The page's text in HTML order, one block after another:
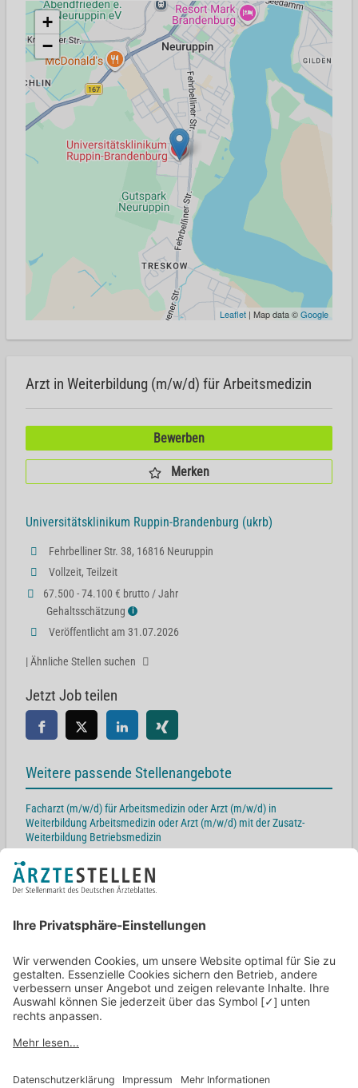
+
−
Leaflet | Map data ©Google
Arzt in Weiterbildung (m/w/d) für Arbeitsmedizin
Bewerben
Merken
Universitätsklinikum Ruppin-Brandenburg (ukrb)
Fehrbelliner Str. 38, 16816 Neuruppin
Vollzeit, Teilzeit
67.500 - 74.100 € brutto / Jahr
Gehaltsschätzung
ℹ
Veröffentlicht am 31.07.2026
| Ähnliche Stellen suchen
Jetzt Job teilen
Weitere passende Stellenangebote
Facharzt (m/w/d) für Arbeitsmedizin oder Arzt (m/w/d) in
Weiterbildung Arbeitsmedizin oder Arzt (m/w/d) mit der Zusatz-
Weiterbildung Betriebsmedizin
Facharzt (m/w/d) für Arbeitsmedizin oder Arzt (m/w/d) in
Weiterbildung Arbeitsmedizin
Märkische Str. 227, 44141 Dortmund
Facharzt (m/w/d) für Arbeitsmedizin oder Arzt (m/w/d) mit der
Zusatz-Weiterbildung Betriebsmedizin
59494 Soest
Facharzt (m/w/d) für Arbeitsmedizin oder Arzt (m/w/d) mit der
95 Bayreuth